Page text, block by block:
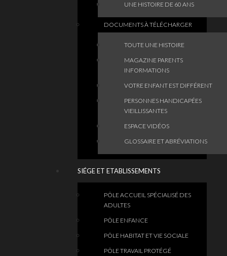
UNE HISTOIRE DE 60 ANS
DOCUMENTS À TÉLÉCHARGER
TOUTE UNE HISTOIRE
MAGAZINE PARENTS
INFORMATIONS
VOTRE ENFANT EST DIFFÉRENT
PERSONNES HANDICAPÉES
VIEILLISSANTES
ESPACE VIDÉOS
GLOSSAIRE ET ABRÉVIATIONS
SIÉGE ET ETABLISSEMENTS
PÔLE ACCUEIL SPÉCIALISÉ DES
ADULTES
PÔLE ENFANCE
PÔLE HABITAT ET VIE SOCIALE
PÔLE TRAVAIL PROTÉGÉ